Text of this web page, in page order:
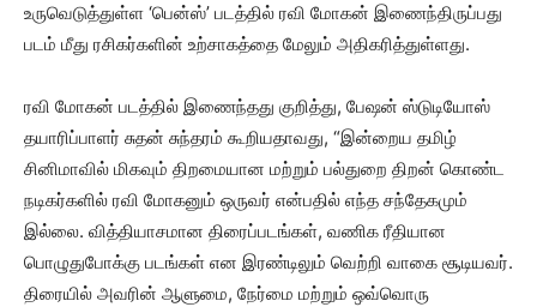
உருவெடுத்துள்ள ‘பென்ஸ்’ படத்தில் ரவி மோகன் இணைந்திருப்பது
படம் மீது ரசிகர்களின் உற்சாகத்தை மேலும் அதிகரித்துள்ளது.
ரவி மோகன் படத்தில் இணைந்தது குறித்து, பேஷன் ஸ்டுடியோஸ்
தயாரிப்பாளர் சுதன் சுந்தரம் கூறியதாவது, “இன்றைய தமிழ்
சினிமாவில் மிகவும் திறமையான மற்றும் பல்துறை திறன் கொண்ட
நடிகர்களில் ரவி மோகனும் ஒருவர் என்பதில் எந்த சந்தேகமும்
இல்லை. வித்தியாசமான திரைப்படங்கள், வணிக ரீதியான
பொழுதுபோக்கு படங்கள் என இரண்டிலும் வெற்றி வாகை சூடியவர்.
திரையில் அவரின் ஆளுமை, நேர்மை மற்றும் ஒவ்வொரு